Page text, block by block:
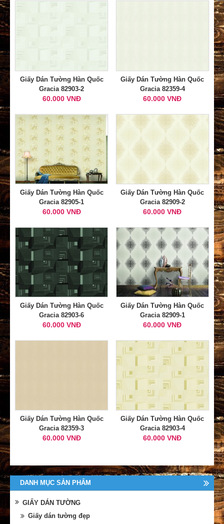
Giấy Dán Tường Hàn Quốc
Gracia 82903-2
60.000 VNĐ
Giấy Dán Tường Hàn Quốc
Gracia 82359-4
60.000 VNĐ
Giấy Dán Tường Hàn Quốc
Gracia 82905-1
60.000 VNĐ
Giấy Dán Tường Hàn Quốc
Gracia 82909-2
60.000 VNĐ
Giấy Dán Tường Hàn Quốc
Gracia 82903-6
60.000 VNĐ
Giấy Dán Tường Hàn Quốc
Gracia 82909-1
60.000 VNĐ
Giấy Dán Tường Hàn Quốc
Gracia 82359-3
60.000 VNĐ
Giấy Dán Tường Hàn Quốc
Gracia 82903-4
60.000 VNĐ
DANH MỤC SẢN PHẨM
GIẤY DÁN TƯỜNG
Giấy dán tường đẹp